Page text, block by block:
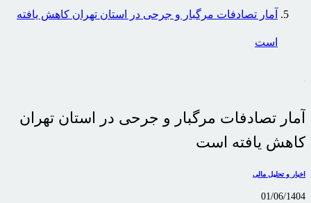
آمار تصادفات مرگبار و جرحی در استان تهران کاهش یافته
است
آمار تصادفات مرگبار و جرحی در استان تهران
کاهش یافته است
اخبار و تحلیل مالی
01/06/1404